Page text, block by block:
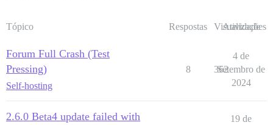
Tópico Respostas Visualizações
Atividade
Forum Full Crash (Test
Pressing)
Self-hosting
8 362
4 de
Setembro de
2024
2.6.0 Beta4 update failed with
19 de